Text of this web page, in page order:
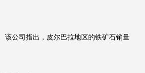
该公司指出，皮尔巴拉地区的铁矿石销量